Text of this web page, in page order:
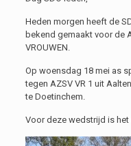
Heden morgen heeft de
bekend gemaakt voor de
VROUWEN.
Op woensdag 18 mei as
tegen AZSV VR 1 uit
te Doetinchem.
Voor deze wedstrijd is